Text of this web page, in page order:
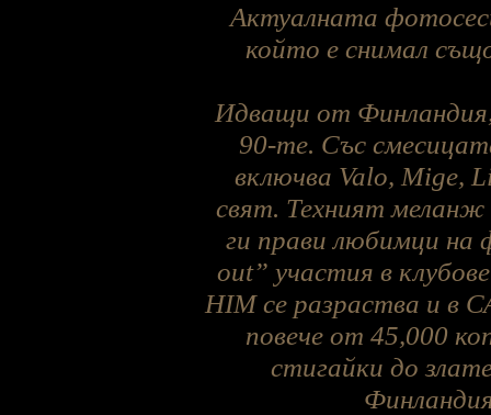
Актуалната
който е снимал
Идващи от
90-те. Със
включва Valo, Mige,
свят. Техният меланж
ги прави любимци на
out” участия в
HIM се разраства и в
повече от 45,000
стигайки до